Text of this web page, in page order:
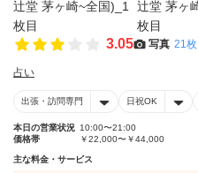
3.05 写真 21枚
占い
出張・訪問専門 日祝OK
本日の営業状況 10:00〜21:00
価格帯
￥22,000〜￥44,000
主な料金・サービス